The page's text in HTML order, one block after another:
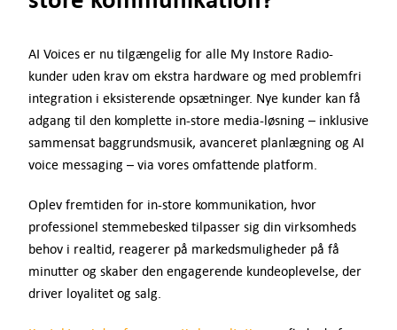
AI Voices er nu tilgængelig for alle My Instore Radio-
kunder uden krav om ekstra hardware og med problemfri
integration i eksisterende opsætninger. Nye kunder kan få
adgang til den komplette in-store media-løsning – inklusive
sammensat baggrundsmusik, avanceret planlægning og AI
voice messaging – via vores omfattende platform.
Oplev fremtiden for in-store kommunikation, hvor
professionel stemmebesked tilpasser sig din virksomheds
behov i realtid, reagerer på markedsmuligheder på få
minutter og skaber den engagerende kundeoplevelse, der
driver loyalitet og salg.